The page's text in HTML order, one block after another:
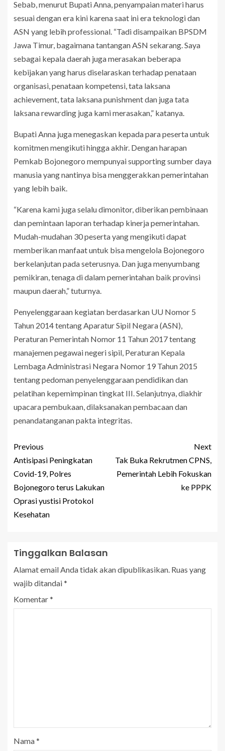
Sebab, menurut Bupati Anna, penyampaian materi harus
sesuai dengan era kini karena saat ini era teknologi dan
ASN yang lebih professional. “Tadi disampaikan BPSDM
Jawa Timur, bagaimana tantangan ASN sekarang. Saya
sebagai kepala daerah juga merasakan beberapa
kebijakan yang harus diselaraskan terhadap penataan
organisasi, penataan kompetensi, tata laksana
achievement, tata laksana punishment dan juga tata
laksana rewarding juga kami merasakan,” katanya.
Bupati Anna juga menegaskan kepada para peserta untuk
komitmen mengikuti hingga akhir. Dengan harapan
Pemkab Bojonegoro mempunyai supporting sumber daya
manusia yang nantinya bisa menggerakkan pemerintahan
yang lebih baik.
“Karena kami juga selalu dimonitor, diberikan pembinaan
dan pemintaan laporan terhadap kinerja pemerintahan.
Mudah-mudahan 30 peserta yang mengikuti dapat
memberikan manfaat untuk bisa mengelola Bojonegoro
berkelanjutan pada seterusnya. Dan juga menyumbang
pemikiran, tenaga di dalam pemerintahan baik provinsi
maupun daerah,” tuturnya.
Penyelenggaraan kegiatan berdasarkan UU Nomor 5
Tahun 2014 tentang Aparatur Sipil Negara (ASN),
Peraturan Pemerintah Nomor 11 Tahun 2017 tentang
manajemen pegawai negeri sipil, Peraturan Kepala
Lembaga Administrasi Negara Nomor 19 Tahun 2015
tentang pedoman penyelenggaraan pendidikan dan
pelatihan kepemimpinan tingkat III. Selanjutnya, diakhir
upacara pembukaan, dilaksanakan pembacaan dan
penandatanganan pakta integritas.
Previous
Antisipasi Peningkatan
Covid-19, Polres
Bojonegoro terus Lakukan
Oprasi yustisi Protokol
Kesehatan
Next
Tak Buka Rekrutmen CPNS,
Pemerintah Lebih Fokuskan
ke PPPK
Tinggalkan Balasan
Alamat email Anda tidak akan dipublikasikan. Ruas yang
wajib ditandai*
Komentar*
Nama*